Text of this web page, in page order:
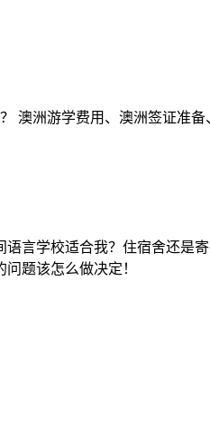
澳洲游学费用、澳洲签证
言学校适合我？住宿舍还
题该怎么做决定！